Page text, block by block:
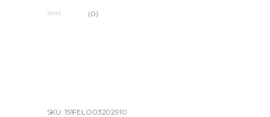
(0)
SKU: 151FELO03202910